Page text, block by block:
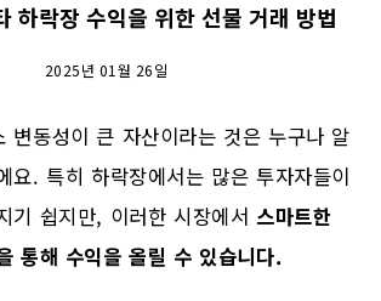
하락장 수익을 위한 선물 거래 방법
2025년 01월 26일
변동성이 큰 자산이라는 것은 누구나 알
요. 특히 하락장에서는 많은 투자자들이
기 쉽지만, 이러한 시장에서 스마트한
통해 수익을 올릴 수 있습니다.